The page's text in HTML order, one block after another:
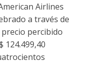
Airlines
a través de
percibido
124.499,40